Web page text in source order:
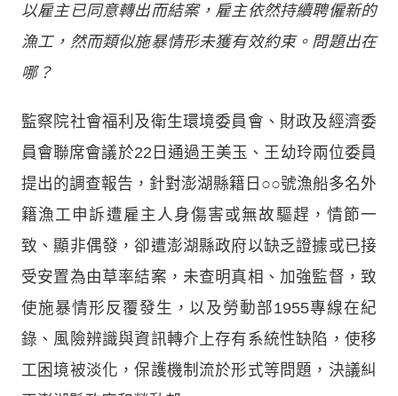
以雇主已同意轉出而結案，雇主依然持續聘僱新的
漁工，然而類似施暴情形未獲有效約束。 問題出在
哪？
監察院社會福利及衛生環境委員會、財政及經濟委
員會聯席會議於22日通過王美玉、王幼玲兩位委員
提出的調查報告，針對澎湖縣籍日○○號漁船多名外
籍漁工申訴遭雇主人身傷害或無故驅趕，情節一
致、顯非偶發，卻遭澎湖縣政府以缺乏證據或已接
受安置為由草率結案，未查明真相、加強監督，致
使施暴情形反覆發生，以及勞動部1955專線在紀
錄、風險辨識與資訊轉介上存有系統性缺陷，使移
工困境被淡化，保護機制流於形式等問題，決議糾